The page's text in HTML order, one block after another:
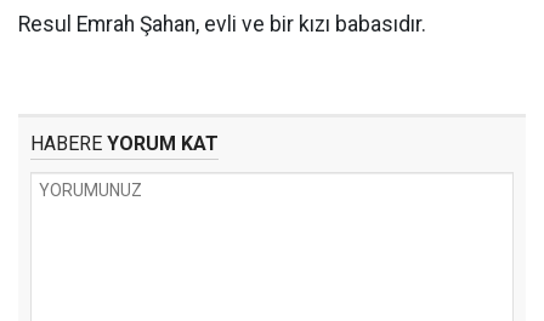
Resul Emrah Şahan, evli ve bir kızı babasıdır.
HABERE YORUM KAT